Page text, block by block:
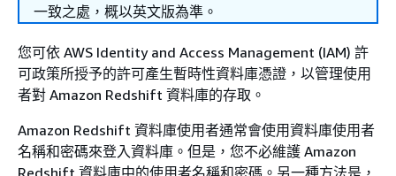
一致之處，概以英文版為準。
您可依 AWS Identity and Access Management (IAM) 許
可政策所授予的許可產生暫時性資料庫憑證，以管理使用
者對 Amazon Redshift 資料庫的存取。
Amazon Redshift 資料庫使用者通常會使用資料庫使用者
名稱和密碼來登入資料庫。但是，您不必維護 Amazon
Redshift 資料庫中的使用者名稱和密碼。另一種方法是，